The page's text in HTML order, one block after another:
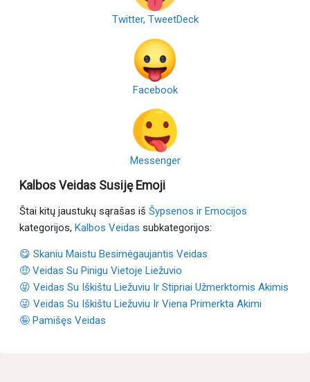
Twitter, TweetDeck
Facebook
Messenger
Kalbos Veidas Susiję Emoji
Štai kitų jaustukų sąrašas iš Šypsenos ir Emocijos
kategorijos, Kalbos Veidas subkategorijos:
😋 Skaniu Maistu Besimėgaujantis Veidas
🤑 Veidas Su Pinigu Vietoje Liežuvio
😝 Veidas Su Iškištu Liežuviu Ir Stipriai Užmerktomis Akimis
😜 Veidas Su Iškištu Liežuviu Ir Viena Primerkta Akimi
🤪 Pamišęs Veidas